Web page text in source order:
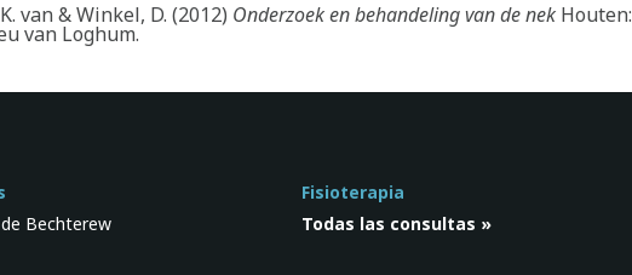
van & Winkel, D. (2012) Onderzoek en behandeling van de nek Houten:
van Loghum.
Bechterew
Fisioterapia
Todas las consultas »